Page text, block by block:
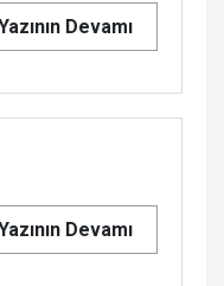
Devamı
Devamı